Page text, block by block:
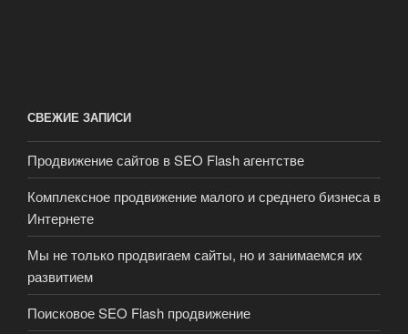
СВЕЖИЕ ЗАПИСИ
Продвижение сайтов в SEO Flash агентстве
Комплексное продвижение малого и среднего бизнеса в
Интернете
Мы не только продвигаем сайты, но и занимаемся их
развитием
Поисковое SEO Flash продвижение